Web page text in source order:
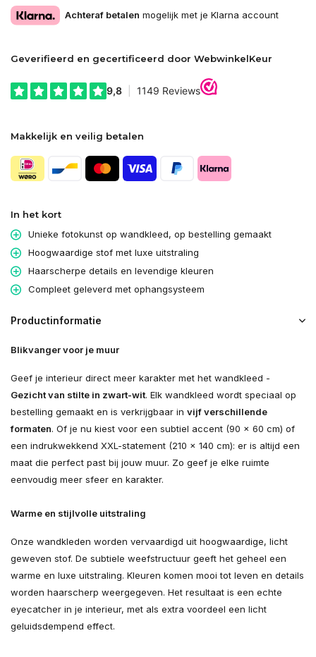
Achteraf betalen mogelijk met je Klarna account
Geverifieerd en gecertificeerd door WebwinkelKeur
Makkelijk en veilig betalen
In het kort
Unieke fotokunst op wandkleed, op bestelling gemaakt
Hoogwaardige stof met luxe uitstraling
Haarscherpe details en levendige kleuren
Compleet geleverd met ophangsysteem
Productinformatie
Blikvanger voor je muur
Geef je interieur direct meer karakter met het wandkleed -
Gezicht van stilte in zwart-wit. Elk wandkleed wordt speciaal op
bestelling gemaakt en is verkrijgbaar in vijf verschillende
formaten. Of je nu kiest voor een subtiel accent (90 × 60 cm) of
een indrukwekkend XXL-statement (210 × 140 cm): er is altijd een
maat die perfect past bij jouw muur. Zo geef je elke ruimte
eenvoudig meer sfeer en karakter.
Warme en stijlvolle uitstraling
Onze wandkleden worden vervaardigd uit hoogwaardige, licht
geweven stof. De subtiele weefstructuur geeft het geheel een
warme en luxe uitstraling. Kleuren komen mooi tot leven en details
worden haarscherp weergegeven. Het resultaat is een echte
eyecatcher in je interieur, met als extra voordeel een licht
geluidsdempend effect.